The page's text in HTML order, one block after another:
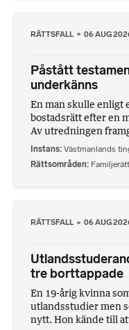
RÄTTSFALL 06 AUG
Påstått
underkänns
En man skulle enligt
bostadsrätt efter en
Av utredningen
Instans Västmanlands
Rättsområden Familjerätt
RÄTTSFALL 06 AUG
tre borttappade
En 19-årig kvinna
utlandsstudier men
nytt. Hon kände till